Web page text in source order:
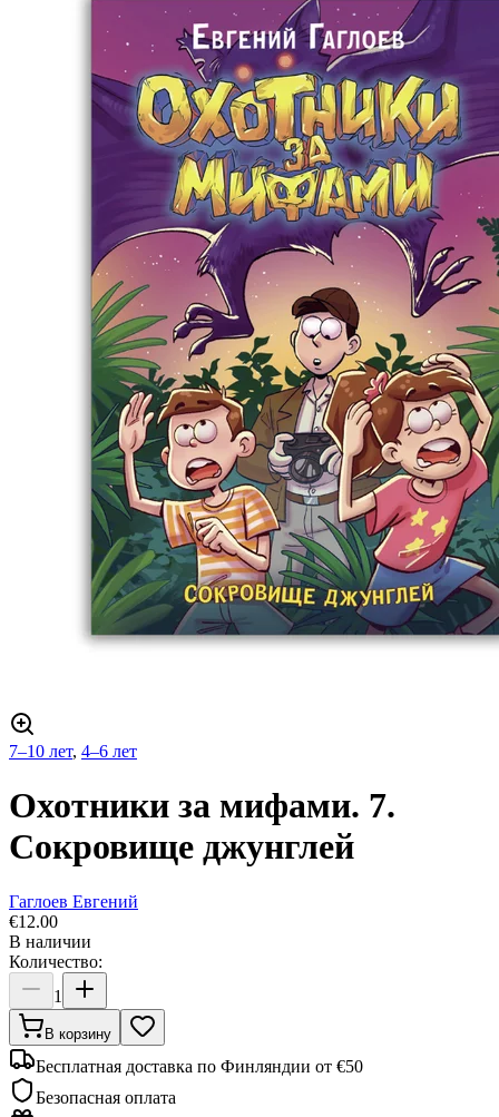
7–10 лет, 4–6 лет
Охотники за мифами. 7.
Сокровище джунглей
Гаглоев Евгений
€12.00
В наличии
Количество:
1
В корзину
Бесплатная доставка по Финляндии от €50
Безопасная оплата